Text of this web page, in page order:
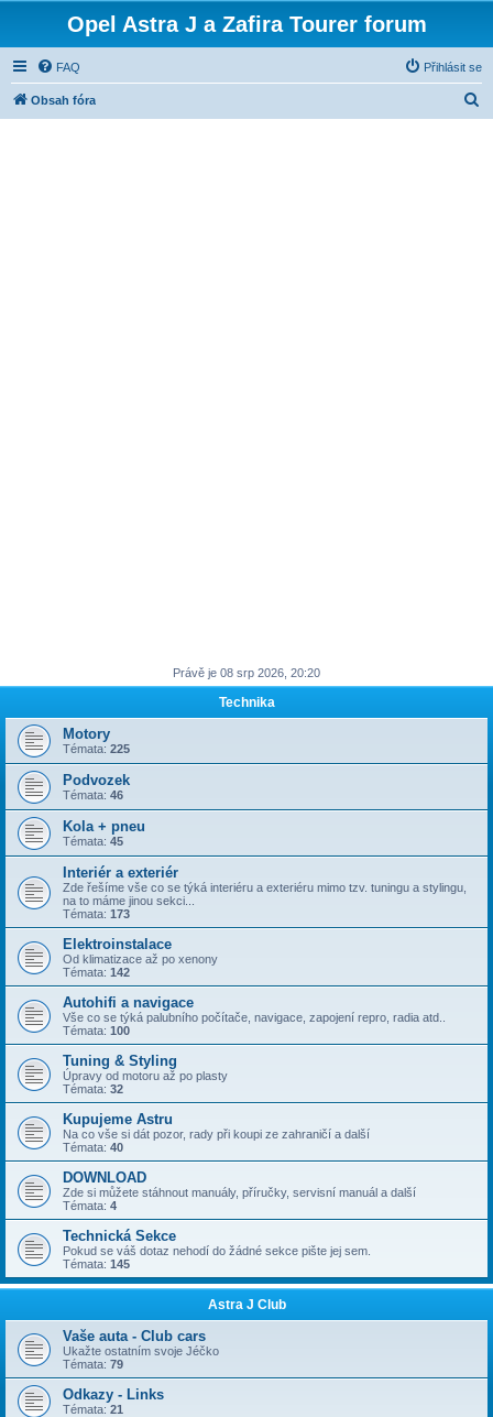
Opel Astra J a Zafira Tourer forum
FAQ Přihlásit se
Obsah fóra
Právě je 08 srp 2026, 20:20
Technika
Motory
Témata: 225
Podvozek
Témata: 46
Kola + pneu
Témata: 45
Interiér a exteriér
Zde řešíme vše co se týká interiéru a exteriéru mimo tzv. tuningu a stylingu,
na to máme jinou sekci...
Témata: 173
Elektroinstalace
Od klimatizace až po xenony
Témata: 142
Autohifi a navigace
Vše co se týká palubního počítače, navigace, zapojení repro, radia atd..
Témata: 100
Tuning & Styling
Úpravy od motoru až po plasty
Témata: 32
Kupujeme Astru
Na co vše si dát pozor, rady při koupi ze zahraničí a další
Témata: 40
DOWNLOAD
Zde si můžete stáhnout manuály, příručky, servisní manuál a další
Témata: 4
Technická Sekce
Pokud se váš dotaz nehodí do žádné sekce pište jej sem.
Témata: 145
Astra J Club
Vaše auta - Club cars
Ukažte ostatním svoje Jéčko
Témata: 79
Odkazy - Links
Témata: 21